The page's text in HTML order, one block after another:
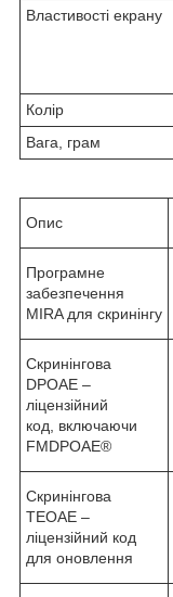
Властивості екрану
Колір
Вага, грам
Опис
Програмне
забезпечення
MIRA для скринінгу
Скринінгова
DPOAE –
ліцензійний
код, включаючи
FMDPOAE®
Скринінгова
TEOAE –
ліцензійний код
для оновлення